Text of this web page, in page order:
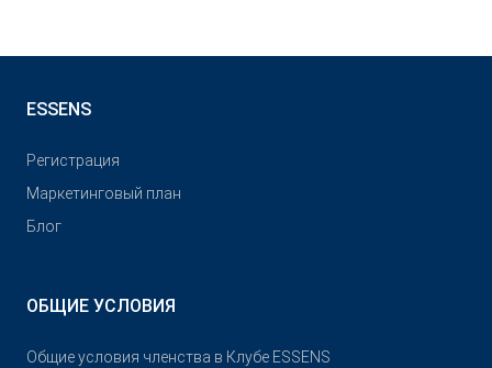
ESSENS
Pегистрация
Маркетинговый план
Блог
ОБЩИЕ УСЛОВИЯ
Общие условия членства в Клубе ESSENS